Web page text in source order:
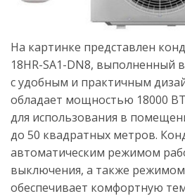
На картинке представлен
18HR-SA1-DN8, выполненный
с удобным и практичным
обладает мощностью 18000
для использования в
до 50 квадратных метров.
автоматическим режимом
выключения, а также
обеспечивает комфортную